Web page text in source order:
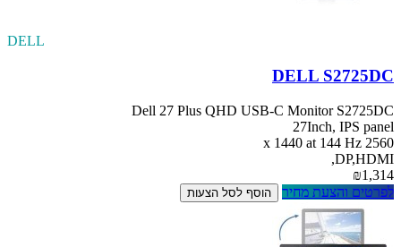
DELL
DELL S2725DC
Dell 27 Plus QHD USB-C Monitor S2725DC
27Inch, IPS panel
2560 x 1440 at 144 Hz
DP,HDMI,
₪1,314
לפרטים והצעת מחיר
הוסף לסל הצעות